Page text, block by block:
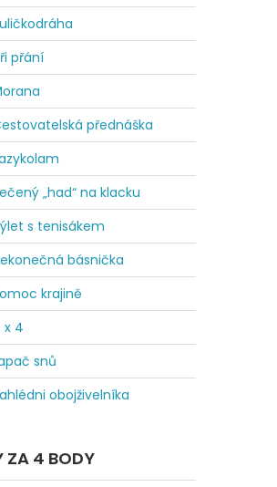
přání
přednáška
„had“ na klacku
s tenisákem
básnička
krajině
x 4
snů
obojživelníka
ZA 4 BODY